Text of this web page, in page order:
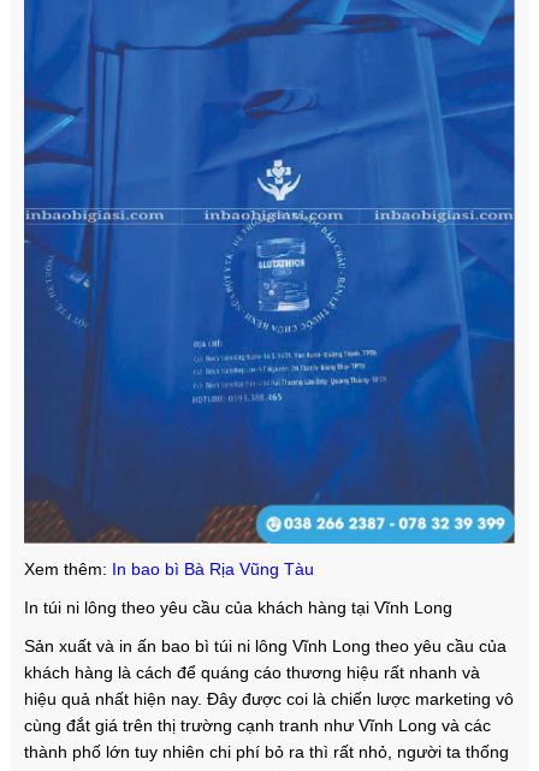
Xem thêm: In bao bì Bà Rịa Vũng Tàu
In túi ni lông theo yêu cầu của khách hàng tại Vĩnh Long
Sản xuất và in ấn bao bì túi ni lông Vĩnh Long theo yêu cầu của
khách hàng là cách để quáng cáo thương hiệu rất nhanh và
hiệu quả nhất hiện nay. Đây được coi là chiến lược marketing vô
cùng đắt giá trên thị trường cạnh tranh như Vĩnh Long và các
thành phố lớn tuy nhiên chi phí bỏ ra thì rất nhỏ, người ta thống